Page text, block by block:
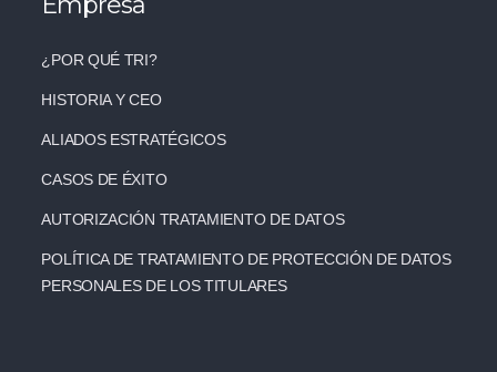
¿POR QUÉ TRI?
HISTORIA Y CEO
ALIADOS ESTRATÉGICOS
CASOS DE ÉXITO
AUTORIZACIÓN TRATAMIENTO DE DATOS
POLÍTICA DE TRATAMIENTO DE PROTECCIÓN DE DATOS
PERSONALES DE LOS TITULARES